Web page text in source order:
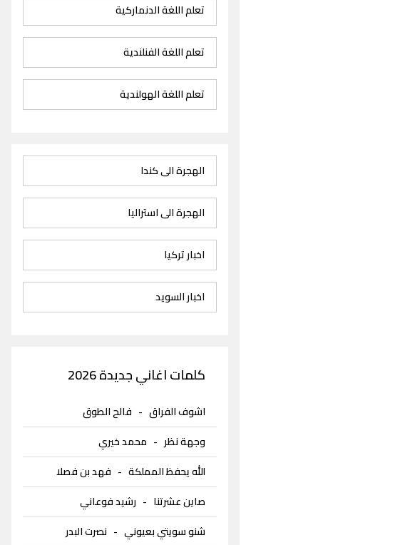
تعلم اللغة الدنماركية
تعلم اللغة الفنلندية
تعلم اللغة الهولندية
الهجرة الى كندا
الهجرة الى استراليا
اخبار تركيا
اخبار السويد
كلمات اغاني جديدة 2026
اشوف الفراق- فالح الطوق
وجهة نظر - محمد خيري
الله يحفظ المملكة- فهد بن فصلا
صاين عشرتنا - رشيد فوعاني
شنو سويتي بعيوني- نصرت البدر